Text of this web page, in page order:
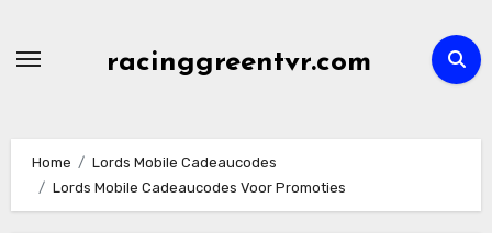
racinggreentvr.com
Home
Lords Mobile Cadeaucodes
Lords Mobile Cadeaucodes Voor Promoties